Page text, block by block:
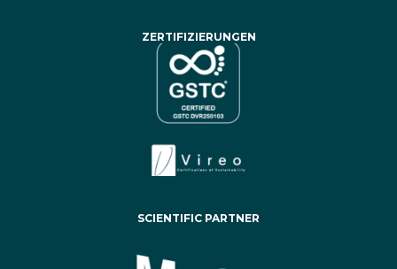
ZERTIFIZIERUNGEN
SCIENTIFIC PARTNER